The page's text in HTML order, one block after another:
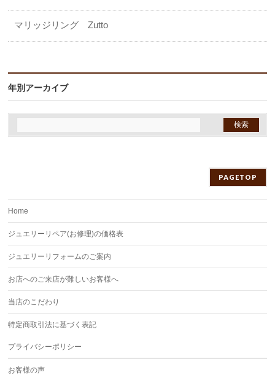
マリッジリング Zutto
年別アーカイブ
PAGETOP
Home
ジュエリーリペア(お修理)の価格表
ジュエリーリフォームのご案内
お店へのご来店が難しいお客様へ
当店のこだわり
特定商取引法に基づく表記
プライバシーポリシー
お客様の声